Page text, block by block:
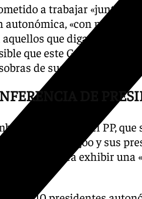
a trabajar «juntos»
autonómica, «con más
aquellos que digan el
que este Gobierno
de sus arreglos con
DE
autonómica del PP, que
de Pastrana, Feijóo y sus
la que busca exhibir una